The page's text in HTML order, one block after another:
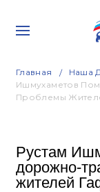
Главная Наша
Ишмухаметов
Проблемы
Рустам
дорожно-
жителей